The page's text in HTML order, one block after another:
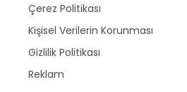
Çerez Politikası
Kişisel Verilerin Korunması
Gizlilik Politikası
Reklam